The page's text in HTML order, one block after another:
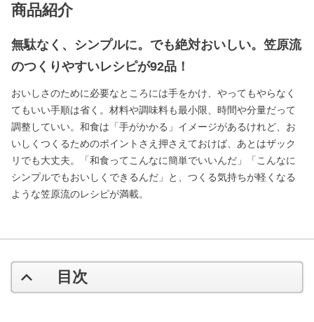
商品紹介
無駄なく、シンプルに。でも絶対おいしい。笠原流
のつくりやすいレシピが92品！
おいしさのために必要なところには手をかけ、やってもやらなく
てもいい手順は省く。材料や調味料も最小限、時間や分量だって
調整していい。和食は「手がかかる」イメージがあるけれど、お
いしくつくるためのポイントさえ押さえておけば、あとはザック
リでも大丈夫。「和食ってこんなに簡単でいいんだ」「こんなに
シンプルでもおいしくできるんだ」と、つくる気持ちが軽くなる
ような笠原流のレシピが満載。
目次